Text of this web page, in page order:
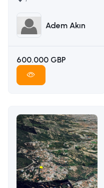
05338314949Adem Akın
600.000 GBP